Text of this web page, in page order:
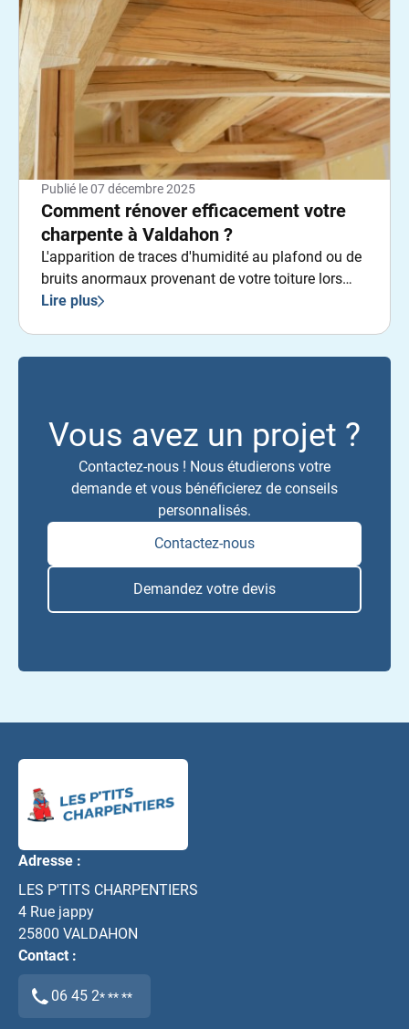
Publié le07 décembre 2025
Comment rénover efficacement votre
charpente à Valdahon ?
L'apparition de traces d'humidité au plafond ou de
bruits anormaux provenant de votre toiture lors
d'intempéries constitue des indicateurs
Lire plus
Vous avez un projet ?
Contactez-nous ! Nous étudierons votre
demande et vous bénéficierez de conseils
personnalisés.
Contactez-nous
Demandez votre devis
Adresse :
LES P'TITS CHARPENTIERS
4 Rue jappy
25800 VALDAHON
Contact :
06 45 2* ** **